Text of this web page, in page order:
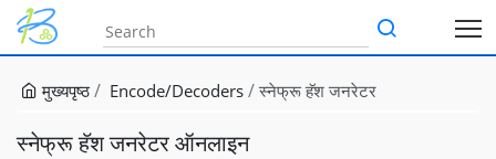
मुख्यपृष्ठ Encode/Decoders स्नेफ्रू हॅश जनरेटर
स्नेफ्रू हॅश जनरेटर ऑनलाइन